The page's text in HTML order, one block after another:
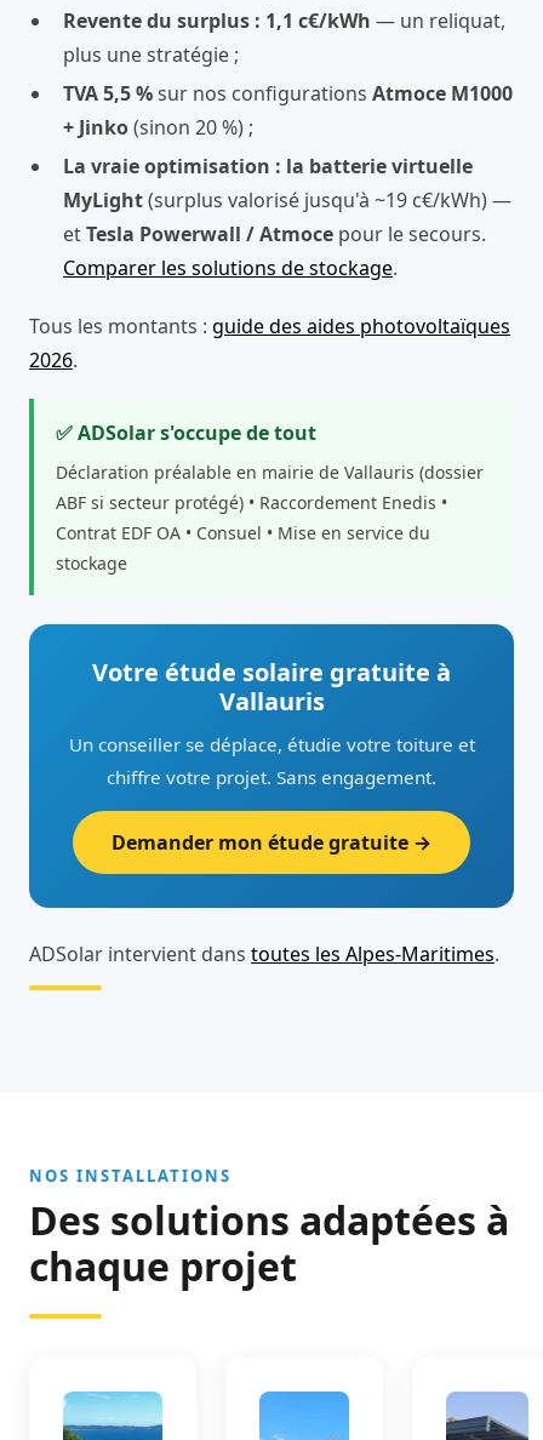
Revente du surplus : 1,1 c€/kWh — un reliquat,
plus une stratégie ;
TVA 5,5 %sur nos configurations Atmoce M1000
+ Jinko(sinon 20 %) ;
La vraie optimisation : la batterie virtuelle
MyLight(surplus valorisé jusqu'à ~19 c€/kWh) —
etTesla Powerwall / Atmoce pour le secours.
Comparer les solutions de stockage.
Tous les montants : guide des aides photovoltaïques
2026.
✅ ADSolar s'occupe de tout
Déclaration préalable en mairie de Vallauris (dossier
ABF si secteur protégé) • Raccordement Enedis •
Contrat EDF OA • Consuel • Mise en service du
stockage
Votre étude solaire gratuite à
Vallauris
Un conseiller se déplace, étudie votre toiture et
chiffre votre projet. Sans engagement.
Demander mon étude gratuite →
ADSolar intervient dans toutes les Alpes-Maritimes.
NOS INSTALLATIONS
Des solutions adaptées à
chaque projet